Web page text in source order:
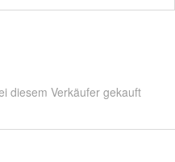
diesem Verkäufer gekauft